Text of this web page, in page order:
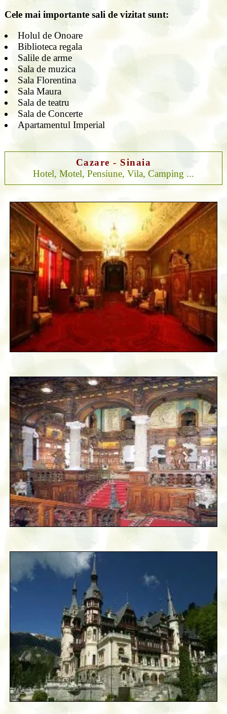
Cele mai importante sali de vizitat sunt:
Holul de Onoare
Biblioteca regala
Salile de arme
Sala de muzica
Sala Florentina
Sala Maura
Sala de teatru
Sala de Concerte
Apartamentul Imperial
Cazare - Sinaia
Hotel, Motel, Pensiune, Vila, Camping ...